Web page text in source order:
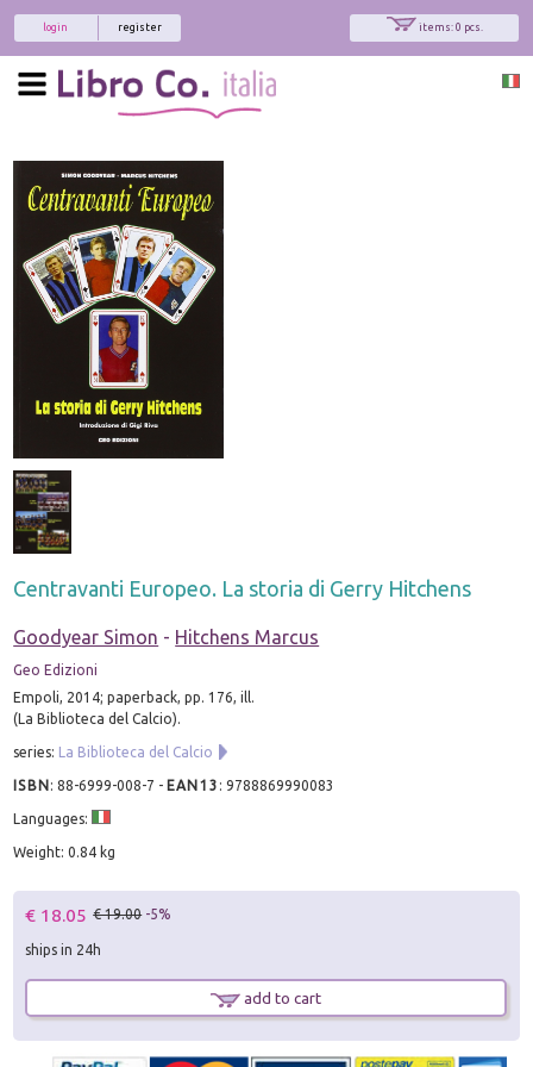
items: 0 pcs.
register
login
Centravanti Europeo. La storia di Gerry Hitchens
Goodyear Simon - Hitchens Marcus
Geo Edizioni
Empoli, 2014; paperback, pp. 176, ill.
(La Biblioteca del Calcio).
series: La Biblioteca del Calcio
ISBN:88-6999-008-7 - EAN13 :9788869990083
Languages:
Weight: 0.84 kg
€ 18.05 € 19.00 -5%
ships in 24h
add to cart